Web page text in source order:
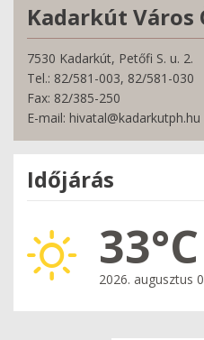
Kadarkút
7530 Kadarkút, Petőfi S. u. 2.
Tel.: 82/581-003, 82/581-030
Fax: 82/385-250
E-mail: hivatal@kadarkutph.hu
Időjárás
33°C
2026. augusztus